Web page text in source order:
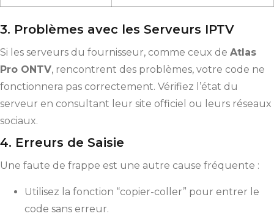
3. Problèmes avec les Serveurs IPTV
Si les serveurs du fournisseur, comme ceux de Atlas
Pro ONTV, rencontrent des problèmes, votre code ne
fonctionnera pas correctement. Vérifiez l’état du
serveur en consultant leur site officiel ou leurs réseaux
sociaux.
4. Erreurs de Saisie
Une faute de frappe est une autre cause fréquente :
Utilisez la fonction “copier-coller” pour entrer le
code sans erreur.